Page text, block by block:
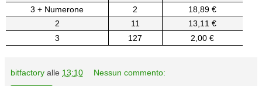
3 + Numerone
2
18,89 €
2
11
13,11 €
3
127 2,00 €
bitfactory alle 13:10 Nessun commento: